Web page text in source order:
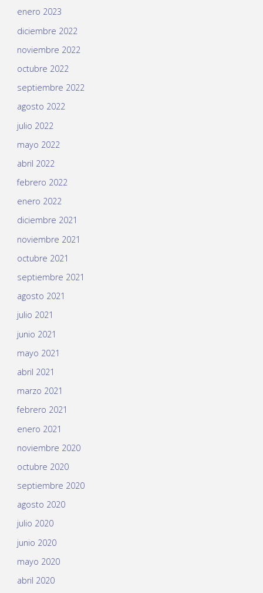
enero 2023
diciembre 2022
noviembre 2022
octubre 2022
septiembre 2022
agosto 2022
julio 2022
mayo 2022
abril 2022
febrero 2022
enero 2022
diciembre 2021
noviembre 2021
octubre 2021
septiembre 2021
agosto 2021
julio 2021
junio 2021
mayo 2021
abril 2021
marzo 2021
febrero 2021
enero 2021
noviembre 2020
octubre 2020
septiembre 2020
agosto 2020
julio 2020
junio 2020
mayo 2020
abril 2020